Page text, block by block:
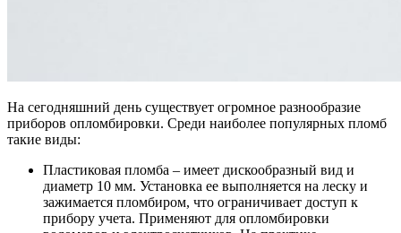
На сегодняшний день существует огромное разнообразие
приборов опломбировки. Среди наиболее популярных пломб
такие виды:
Пластиковая пломба – имеет дискообразный вид и
диаметр 10 мм. Установка ее выполняется на леску и
зажимается пломбиром, что ограничивает доступ к
прибору учета. Применяют для опломбировки